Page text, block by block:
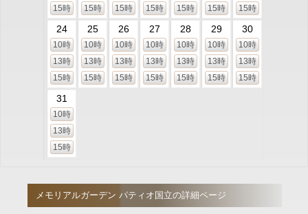
15時
15時
15時
15時
15時
15時
15時
24
10時
13時
15時
25
10時
13時
15時
26
10時
13時
15時
27
10時
13時
15時
28
10時
13時
15時
29
10時
13時
15時
30
10時
13時
15時
31
10時
13時
15時
メモリアルガーデン パティオ国立の詳細ページ